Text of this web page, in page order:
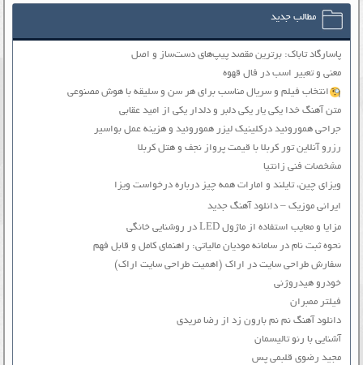
مطالب جدید
پاسارگاد تاباک: برترین مقصد پیپ‌های دست‌ساز و اصل
معنی و تعبیر اسب در فال قهوه
انتخاب فیلم و سریال مناسب برای هر سن و سلیقه با هوش مصنوعی
متن آهنگ خدا یکی یار یکی دلبر و دلدار یکی از امید عقابی
جراحی هموروئید درکلینیک لیزر هموروئید و هزینه عمل بواسیر
رزرو آنلاین تور کربلا با قیمت پرواز نجف و هتل کربلا
مشخصات فنی زانتیا
ویزای چین، تایلند و امارات همه چیز درباره درخواست ویزا
ایرانی موزیک – دانلود آهنگ جدید
مزایا و معایب استفاده از ماژول LED در روشنایی خانگی
نحوه ثبت نام در سامانه مودیان مالیاتی: راهنمای کامل و قابل فهم
سفارش طراحی سایت در اراک (اهمیت طراحی سایت اراک)
خودرو هیدروژنی
فیلتر ممبران
دانلود آهنگ نم نم بارون زد از رضا مریدی
آشنایی با رنو تالیسمان
مجید رضوی قلبمی پس